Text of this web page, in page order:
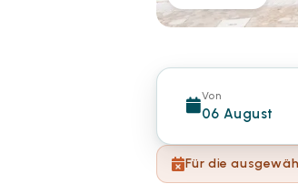
Von
06 August
Für die